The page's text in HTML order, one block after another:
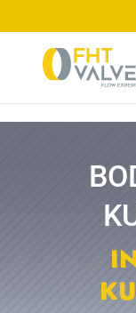
/*/Tag